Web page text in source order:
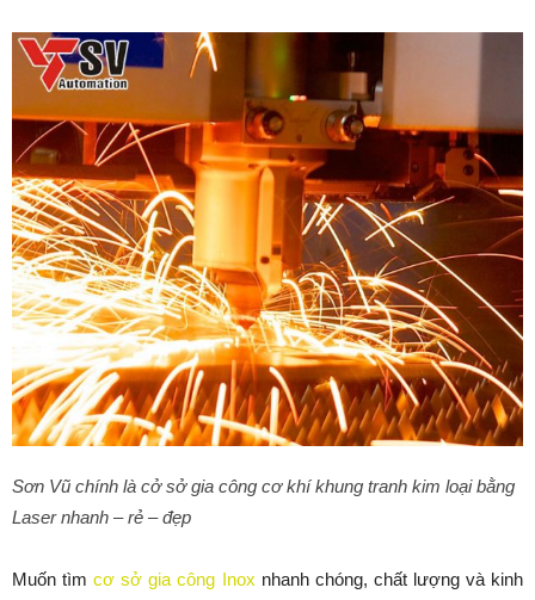
Sơn Vũ chính là cở sở gia công cơ khí khung tranh kim loại bằng
Laser nhanh – rẻ – đẹp
Muốn tìmcơ sở gia công Inox nhanh chóng, chất lượng và kinh